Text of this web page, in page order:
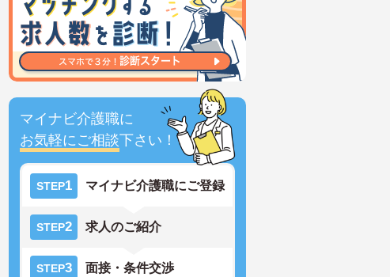
マイナビ介護職に
お気軽にご相談下さい！
STEP1 マイナビ介護職にご登録
STEP2 求人のご紹介
STEP3 面接・条件交渉